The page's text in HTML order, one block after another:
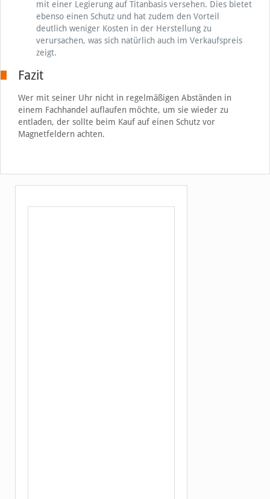
mit einer Legierung auf Titanbasis versehen. Dies bietet
ebenso einen Schutz und hat zudem den Vorteil
deutlich weniger Kosten in der Herstellung zu
verursachen, was sich natürlich auch im Verkaufspreis
zeigt.
Fazit
Wer mit seiner Uhr nicht in regelmäßigen Abständen in
einem Fachhandel auflaufen möchte, um sie wieder zu
entladen, der sollte beim Kauf auf einen Schutz vor
Magnetfeldern achten.